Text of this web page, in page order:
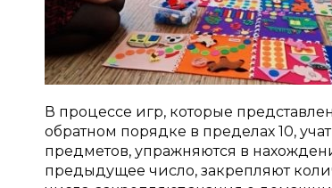
В процессе игр, которые
обратном порядке в пределах 10,
предметов, упражняются в
предыдущее число, закрепляют